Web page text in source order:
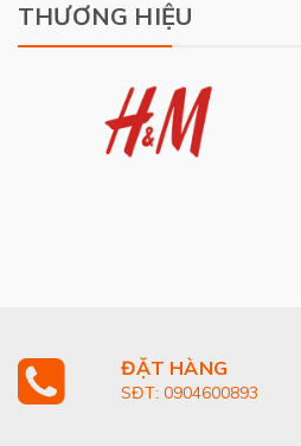
THƯƠNG HIỆU
ĐẶT HÀNG
SĐT: 0904600893